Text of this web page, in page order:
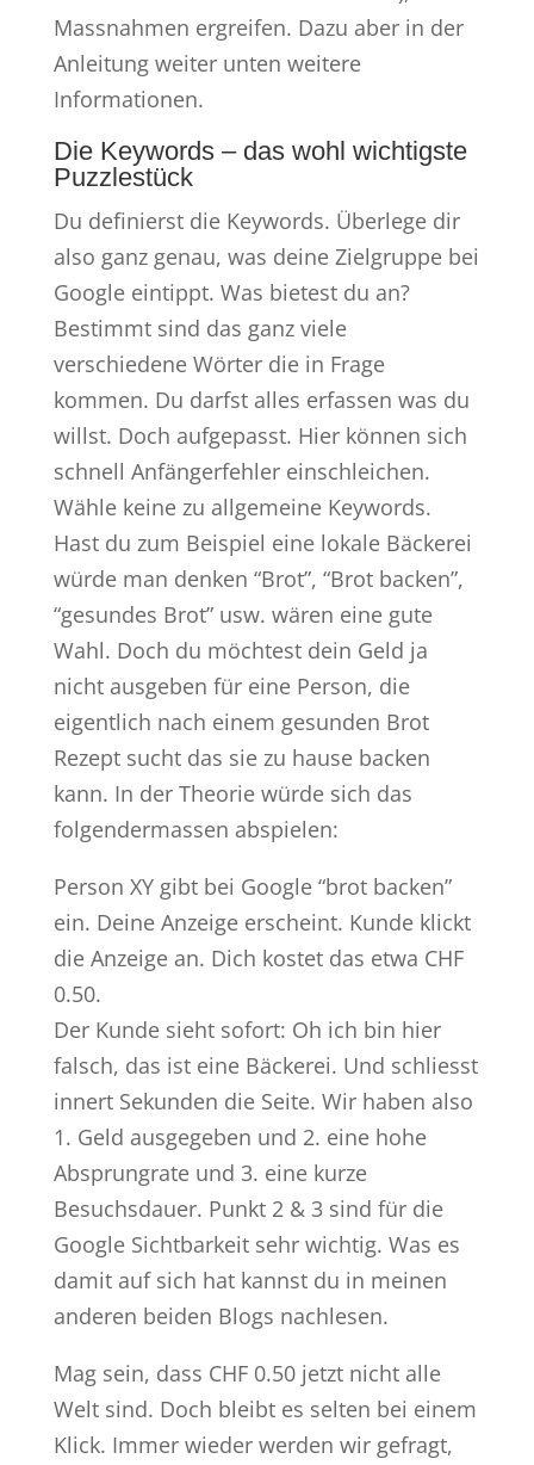
Massnahmen ergreifen. Dazu aber in der
Anleitung weiter unten weitere
Informationen.
Die Keywords – das wohl wichtigste
Puzzlestück
Du definierst die Keywords. Überlege dir
also ganz genau, was deine Zielgruppe bei
Google eintippt. Was bietest du an?
Bestimmt sind das ganz viele
verschiedene Wörter die in Frage
kommen. Du darfst alles erfassen was du
willst. Doch aufgepasst. Hier können sich
schnell Anfängerfehler einschleichen.
Wähle keine zu allgemeine Keywords.
Hast du zum Beispiel eine lokale Bäckerei
würde man denken “Brot”, “Brot backen”,
“gesundes Brot” usw. wären eine gute
Wahl. Doch du möchtest dein Geld ja
nicht ausgeben für eine Person, die
eigentlich nach einem gesunden Brot
Rezept sucht das sie zu hause backen
kann. In der Theorie würde sich das
folgendermassen abspielen:
Person XY gibt bei Google “brot backen”
ein. Deine Anzeige erscheint. Kunde klickt
die Anzeige an. Dich kostet das etwa CHF
0.50.
Der Kunde sieht sofort: Oh ich bin hier
falsch, das ist eine Bäckerei. Und schliesst
innert Sekunden die Seite. Wir haben also
1. Geld ausgegeben und 2. eine hohe
Absprungrate und 3. eine kurze
Besuchsdauer. Punkt 2 & 3 sind für die
Google Sichtbarkeit sehr wichtig. Was es
damit auf sich hat kannst du in meinen
anderen beiden Blogs nachlesen.
Mag sein, dass CHF 0.50 jetzt nicht alle
Welt sind. Doch bleibt es selten bei einem
Klick. Immer wieder werden wir gefragt,